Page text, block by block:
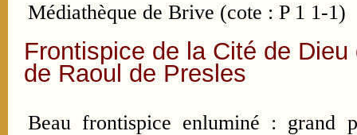
Médiathèque de Brive (cote : P 1 1-1)
Frontispice de la Cité de
de Raoul de Presles
Beau frontispice enluminé : grand